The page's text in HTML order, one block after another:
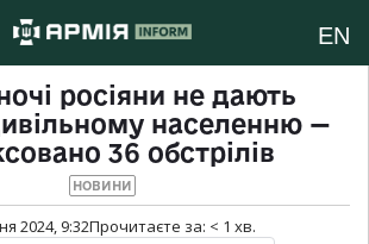
EN
росіяни не дають
населенню —
36 обстрілів
НОВИНИ
2024, 9:32Прочитаєте за: < 1 хв.